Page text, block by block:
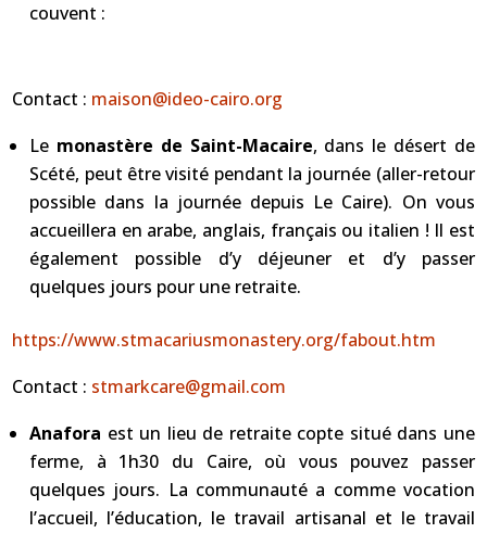
couvent :
Contact : maison@ideo-cairo.org
Le monastère de Saint-Macaire, dans le désert de
Scété, peut être visité pendant la journée (aller-retour
possible dans la journée depuis Le Caire). On vous
accueillera en arabe, anglais, français ou italien ! Il est
également possible d’y déjeuner et d’y passer
quelques jours pour une retraite.
https://www.stmacariusmonastery.org/fabout.htm
Contact : stmarkcare@gmail.com
Anafora est un lieu de retraite copte situé dans une
ferme, à 1h30 du Caire, où vous pouvez passer
quelques jours. La communauté a comme vocation
l’accueil, l’éducation, le travail artisanal et le travail